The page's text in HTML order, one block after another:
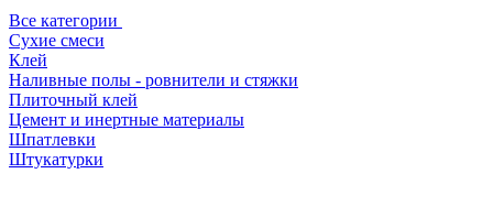
Все категории
Сухие смеси
Клей
Наливные полы - ровнители и стяжки
Плиточный клей
Цемент и инертные материалы
Шпатлевки
Штукатурки